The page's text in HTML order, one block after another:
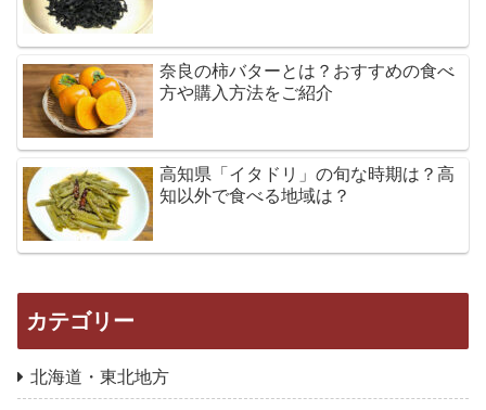
奈良の柿バターとは？おすすめの食べ
方や購入方法をご紹介
高知県「イタドリ」の旬な時期は？高
知以外で食べる地域は？
カテゴリー
北海道・東北地方